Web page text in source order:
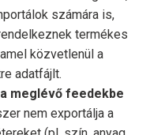
számára is,
termékes
közvetlenül a
adatfájlt.
meglévő feedekbe
nem exportálja a